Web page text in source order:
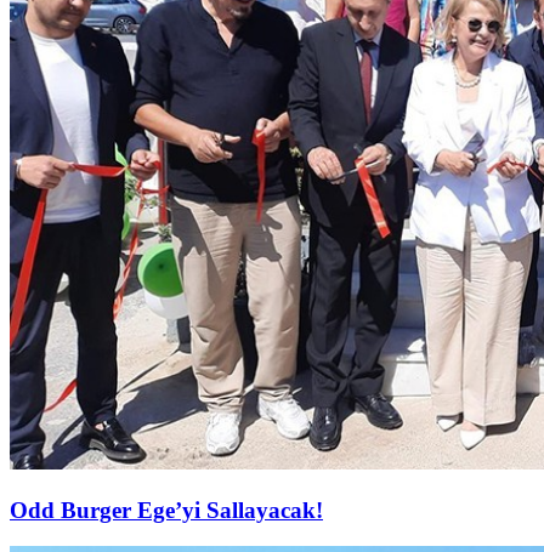
Odd Burger Ege’yi Sallayacak!